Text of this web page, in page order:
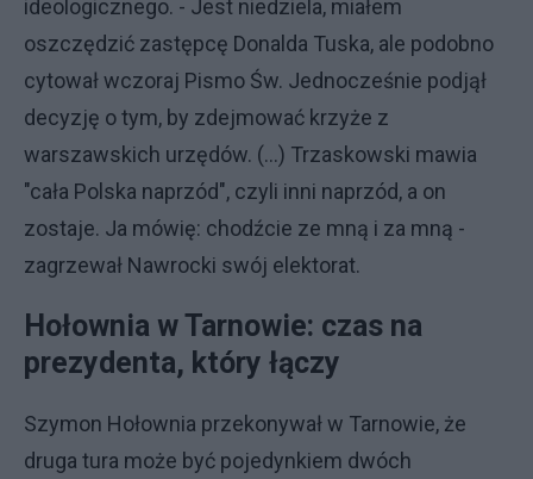
ideologicznego. - Jest niedziela, miałem
oszczędzić zastępcę Donalda Tuska, ale podobno
cytował wczoraj Pismo Św. Jednocześnie podjął
decyzję o tym, by zdejmować krzyże z
warszawskich urzędów. (...) Trzaskowski mawia
"cała Polska naprzód", czyli inni naprzód, a on
zostaje. Ja mówię: chodźcie ze mną i za mną -
zagrzewał Nawrocki swój elektorat.
Hołownia w Tarnowie: czas na
prezydenta, który łączy
Szymon Hołownia przekonywał w Tarnowie, że
druga tura może być pojedynkiem dwóch